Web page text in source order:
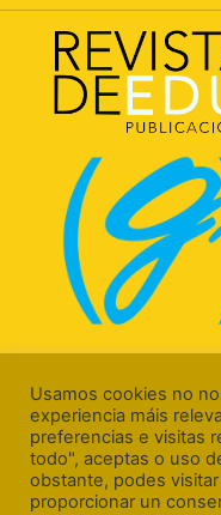
15706
Usamos cookies no
experiencia máis
preferencias e visitas
todo", aceptas o uso
obstante, podes
proporcionar un